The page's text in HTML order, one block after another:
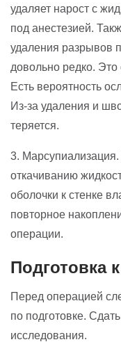
удаляет нарост с
под анестезией.
удаления разрывов
довольно редко.
Есть вероятность
Из-за удаления и
теряется.
3.
откачиванию
оболочки к стенке
повторное
операции.
Подготовка
Перед операцией
по подготовке.
исследования.